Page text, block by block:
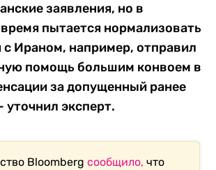
заявления, но в
пытается нормализовать
Ираном, например, отправил
помощь большим конвоем в
за допущенный ранее
эксперт.
Bloombergсообщило, что